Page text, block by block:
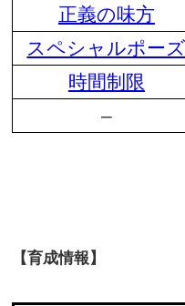
正義の味方
スペシャルポーズ
時間制限
–
【育成情報】